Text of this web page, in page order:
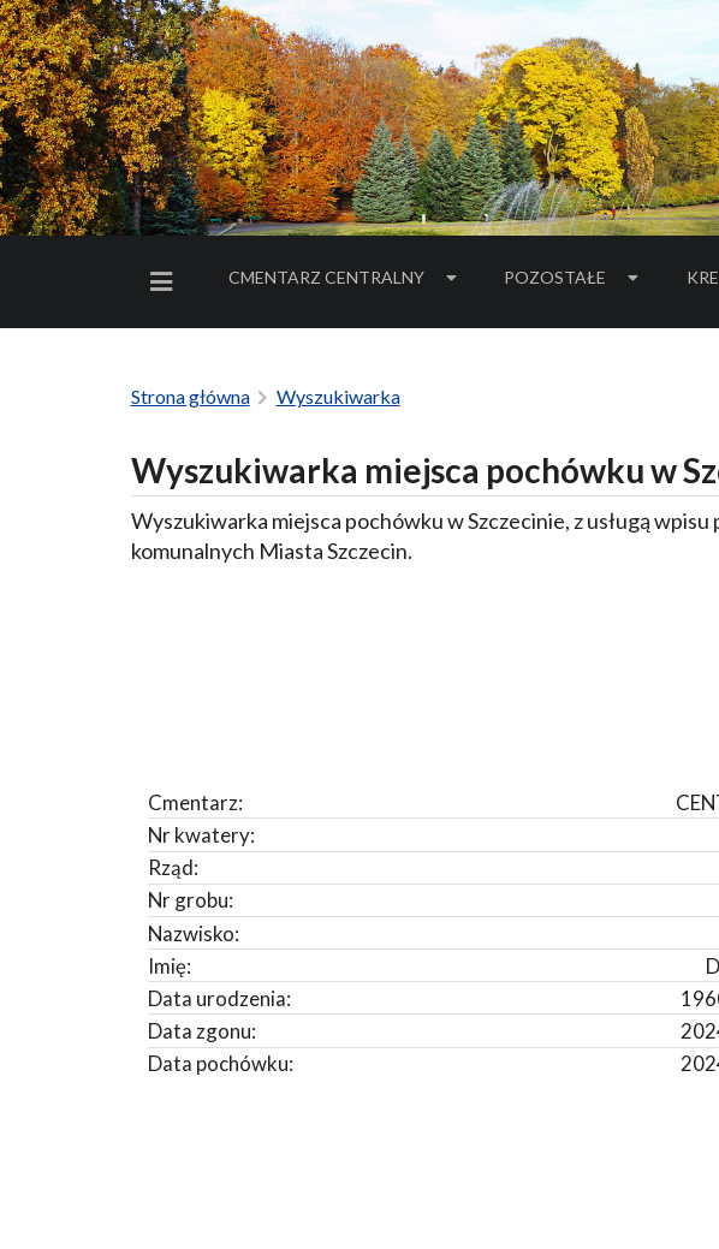
MENU BOCZNE
CMENTARZ CENTRALNY POZOSTAŁE
Strona główna Wyszukiwarka
Wyszukiwarka miejsca pochówku w
Wyszukiwarka miejsca pochówku w Szczecinie, z usługą
komunalnych Miasta Szczecin.
Cmentarz:
Nr kwatery:
Rząd:
Nr grobu:
Nazwisko:
Imię:
Data urodzenia:
Data zgonu:
Data pochówku: